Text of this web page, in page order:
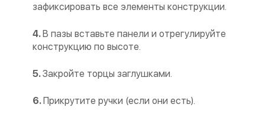
зафиксировать все элементы конструкции.
В пазы вставьте панели и отрегулируйте
конструкцию по высоте.
Закройте торцы заглушками.
Прикрутите ручки (если они есть).